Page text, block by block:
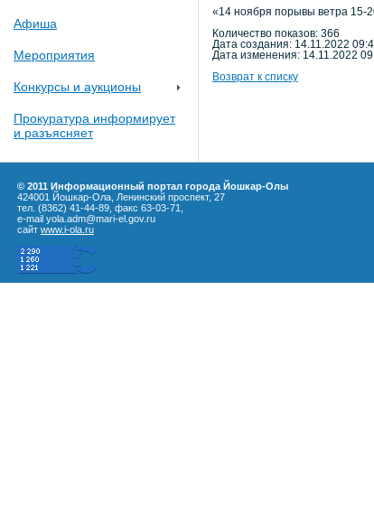
Афиша
Мероприятия
Конкурсы и аукционы
Прокуратура информирует
и разъясняет
«14 ноября порывы ветра 15-
Количество показов: 366
Дата создания: 14.11.2022
Дата изменения: 14.11.2022
Возврат к списку
© 2011 Информационный портал города Йошкар-Олы
424001 Йошкар-Ола, Ленинский проспект, 27
тел. (8362) 41-44-89, факс 63-03-71,
e-mail yola.adm@mari-el.gov.ru
сайт www.i-ola.ru